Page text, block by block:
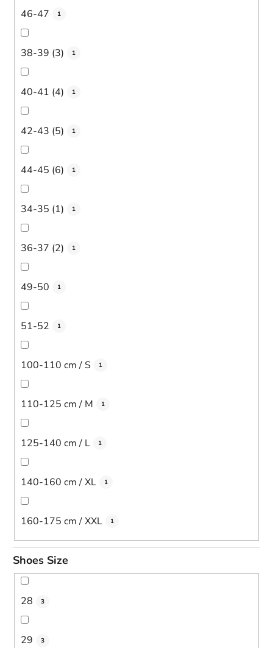
46-47 1
38-39 (3) 1
40-41 (4) 1
42-43 (5) 1
44-45 (6) 1
34-35 (1) 1
36-37 (2) 1
49-50 1
51-52 1
100-110 cm / S 1
110-125 cm / M 1
125-140 cm / L 1
140-160 cm / XL 1
160-175 cm / XXL 1
Shoes Size
28 3
29 3